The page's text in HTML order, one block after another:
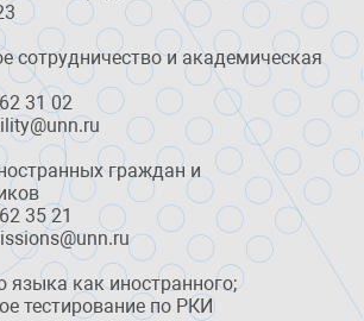
сотрудничество и академическая
31 02
граждан и
35 21
языка как иностранного;
тестирование по РКИ